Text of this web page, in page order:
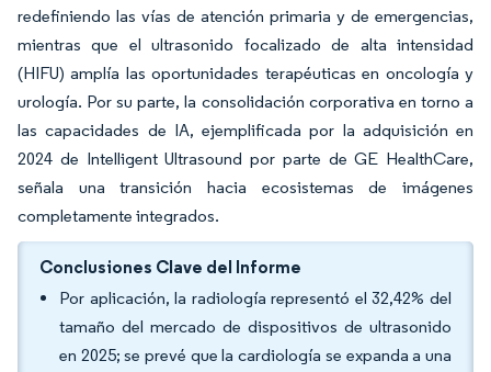
redefiniendo las vías de atención primaria y de emergencias,
mientras que el ultrasonido focalizado de alta intensidad
(HIFU) amplía las oportunidades terapéuticas en oncología y
urología. Por su parte, la consolidación corporativa en torno a
las capacidades de IA, ejemplificada por la adquisición en
2024 de Intelligent Ultrasound por parte de GE HealthCare,
señala una transición hacia ecosistemas de imágenes
completamente integrados.
Conclusiones Clave del Informe
Por aplicación, la radiología representó el 32,42% del
tamaño del mercado de dispositivos de ultrasonido
en 2025; se prevé que la cardiología se expanda a una